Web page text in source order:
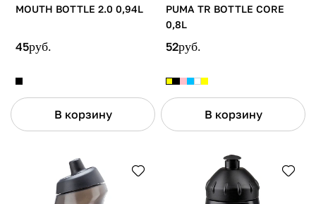
MOUTH BOTTLE 2.0 0,94L
45руб.
В корзину
PUMA TR BOTTLE CORE
0,8L
52руб.
В корзину